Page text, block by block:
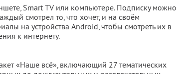
Smart TV или компьютере. Подписку можно
смотрел то, что хочет, и на своём
на устройства Android, чтобы смотреть их в
к интернету.
«Наше всё», включающий 27 тематических